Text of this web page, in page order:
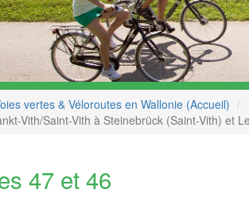
vertes & Véloroutes en Wallonie (Accueil)
Vith/Saint-Vith à Steinebrück (Saint-Vith) et
47 et 46